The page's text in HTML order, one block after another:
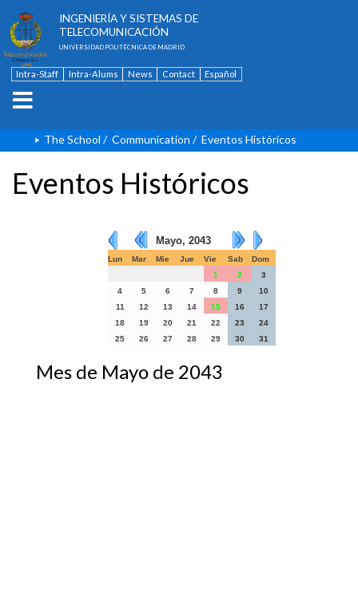
INGENIERÍA Y SISTEMAS DE
TELECOMUNICACIÓN
UNIVERSIDAD POLITÉCNICA DE MADRID
Intra-Staff Intra-Alums News Contact Español
The School / Communication / Eventos Históricos
Eventos Históricos
Mayo, 2043
Lun Mar Mie Jue Vie Sab
Dom
1
2
3
4
5 6 7 8 9
10
11
12 13 14 15 16
17
18
19 20 21 22 23
24
25
26 27 28 29 30 31
Mes de Mayo de 2043